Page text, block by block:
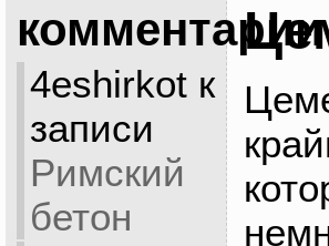
комментарии
4eshirkotк
записи
Римский
бетон